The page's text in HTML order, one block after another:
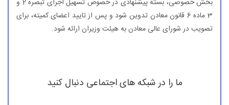
بخش خصوصی، بسته پیشنهادی در خصوص تسهیل اجرای تبصره 2 و
3 ماده 6 قانون معادن تدوین شود و پس از تایید اعضای كمیته، برای
تصویب در شورای عالی معادن به هیئت وزیران ارائه شود.
ما را در شبکه های اجتماعی دنبال کنید